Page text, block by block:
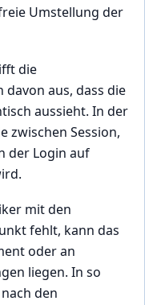
Umstellung der
die
aus, dass die
aussieht. In der
zwischen Session,
der Login auf
mit den
fehlt, kann das
oder an
liegen. In so
den